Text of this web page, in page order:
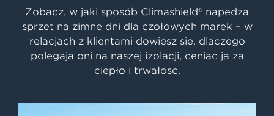
Zobacz, w jaki sposób Climashield® napędza
sprzęt na zimne dni dla czołowych marek – w
relacjach z klientami dowiesz się, dlaczego
polegają oni na naszej izolacji, ceniąc ją za
ciepło i trwałość.